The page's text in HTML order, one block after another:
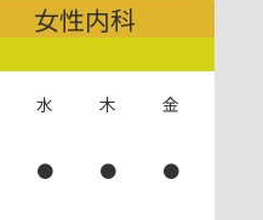
女性内科
水 木 金
● ● ●